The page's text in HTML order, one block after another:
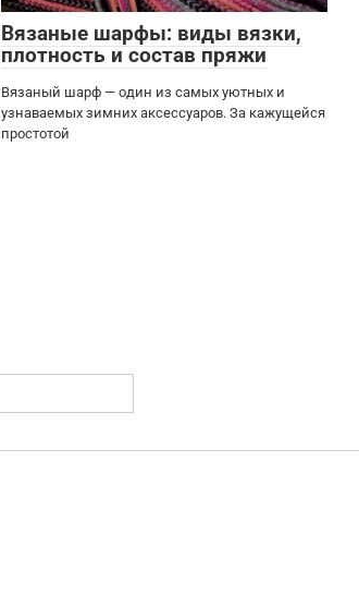
Вязаные шарфы: виды вязки,
плотность и состав пряжи
Вязаный шарф — один из самых уютных и
узнаваемых зимних аксессуаров. За кажущейся
простотой